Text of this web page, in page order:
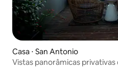
Casa ⋅ San Antonio
Vistas panorâmicas